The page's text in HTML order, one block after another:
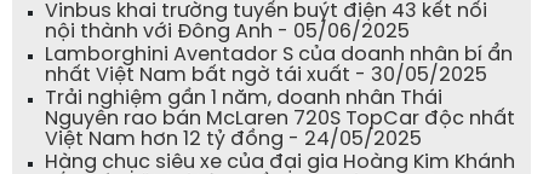
Vinbus khai trường tuyến buýt điện 43 kết nối
nội thành với Đông Anh - 05/06/2025
Lamborghini Aventador S của doanh nhân bí ẩn
nhất Việt Nam bất ngờ tái xuất - 30/05/2025
Trải nghiệm gần 1 năm, doanh nhân Thái
Nguyên rao bán McLaren 720S TopCar độc nhất
Việt Nam hơn 12 tỷ đồng - 24/05/2025
Hàng chục siêu xe của đại gia Hoàng Kim Khánh